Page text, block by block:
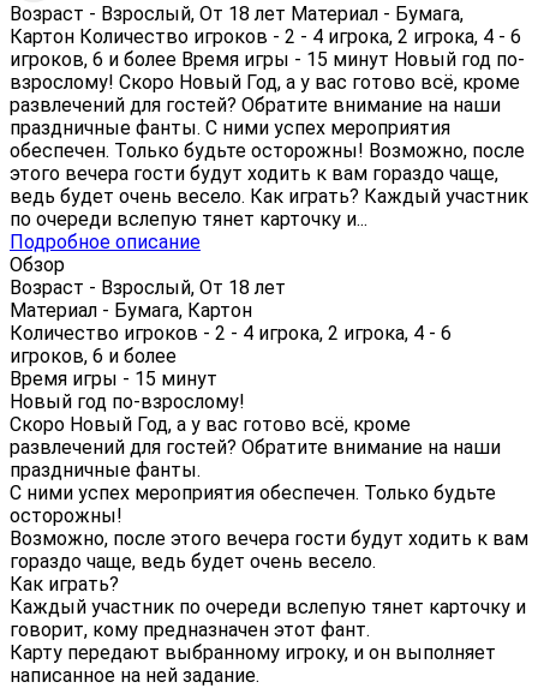
Возраст - Взрослый, От 18 лет Материал - Бумага,
Картон Количество игроков - 2 - 4 игрока, 2 игрока, 4 - 6
игроков, 6 и более Время игры - 15 минут Новый год по-
взрослому! Скоро Новый Год, а у вас готово всё, кроме
развлечений для гостей? Обратите внимание на наши
праздничные фанты. С ними успех мероприятия
обеспечен. Только будьте осторожны! Возможно, после
этого вечера гости будут ходить к вам гораздо чаще,
ведь будет очень весело. Как играть? Каждый участник
по очереди вслепую тянет карточку и...
Подробное описание
Обзор
Возраст - Взрослый, От 18 лет
Материал - Бумага, Картон
Количество игроков - 2 - 4 игрока, 2 игрока, 4 - 6
игроков, 6 и более
Время игры - 15 минут
Новый год по-взрослому!
Скоро Новый Год, а у вас готово всё, кроме
развлечений для гостей? Обратите внимание на наши
праздничные фанты.
С ними успех мероприятия обеспечен. Только будьте
осторожны!
Возможно, после этого вечера гости будут ходить к вам
гораздо чаще, ведь будет очень весело.
Как играть?
Каждый участник по очереди вслепую тянет карточку и
говорит, кому предназначен этот фант.
Карту передают выбранному игроку, и он выполняет
написанное на ней задание.